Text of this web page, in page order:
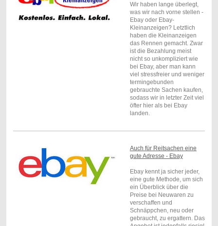
Wir haben lange überlegt,
was wir nach vorne stellen -
Ebay oder Ebay-
Kleinanzeigen? Letztlich
haben die Kleinanzeigen
das Rennen gemacht. Zwar
ist die Bezahlung meist
nicht so unkompliziert wie
bei Ebay, aber man kann
viel stressfreier und weniger
termingebunden
gebrauchte Sachen kaufen,
sodass wir in letzter Zeit viel
öfter hier als bei Ebay
landen.
Auch für Reitsachen eine
gute Adresse - Ebay
Ebay kennt ja sicher jeder,
eine gute Methode, um sich
ein Überblick über die
Preise bei Neuwaren zu
verschaffen und
Schnäppchen, neu oder
gebraucht, zu ergattern. Das